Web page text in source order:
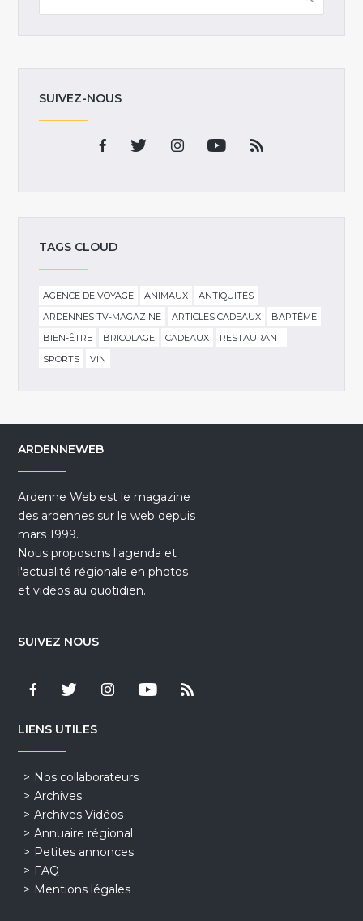
SUIVEZ-NOUS
TAGS CLOUD
AGENCE DE VOYAGE ANIMAUX
ANTIQUITÉS
ARDENNES TV-MAGAZINE
ARTICLES CADEAUX
BAPTÊME
BIEN-ÊTRE
BRICOLAGE CADEAUX
RESTAURANT
SPORTS
VIN
ARDENNEWEB
Ardenne Web est le magazine
des ardennes sur le web depuis
mars 1999.
Nous proposons l'agenda et
l'actualité régionale en photos
et vidéos au quotidien.
SUIVEZ NOUS
LIENS UTILES
Nos collaborateurs
Archives
Archives Vidéos
Annuaire régional
Petites annonces
FAQ
Mentions légales